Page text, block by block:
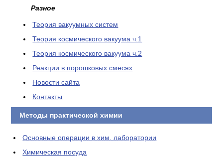
Разное
Теория вакуумных систем
Теория космического вакуума ч.1
Теория космического вакуума ч.2
Реакции в порошковых смесях
Новости сайта
Контакты
Методы практической химии
Основные операции в хим. лаборатории
Химическая посуда